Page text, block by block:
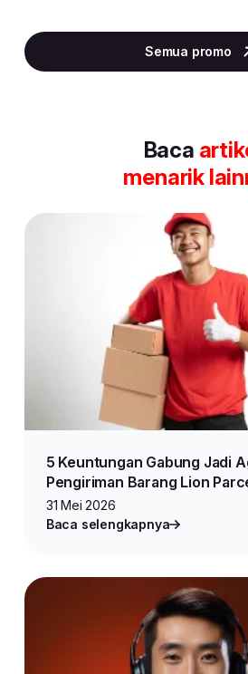
5
of
Semua promo
Baca
menarik
5 Keuntungan Gabung Jadi
Pengiriman Barang Lion
31 Mei 2026
Baca selengkapnya